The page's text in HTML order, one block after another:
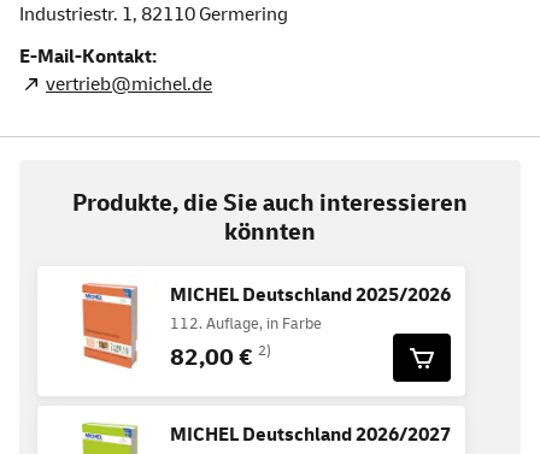
Industriestr. 1, 82110 Germering
E-Mail-Kontakt:
vertrieb@michel.de
Produkte, die Sie auch interessieren
könnten
MICHEL Deutschland 2025/2026
112. Auflage, in Farbe
82,00 € 2)
MICHEL Deutschland 2026/2027